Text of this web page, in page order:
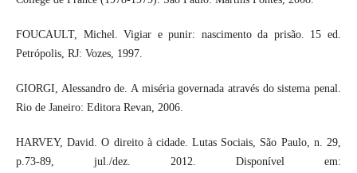
FOUCAULT, Michel. Vigiar e punir: nascimento da prisão. 15 ed.
Petrópolis, RJ: Vozes, 1997.
GIORGI, Alessandro de. A miséria governada através do sistema penal.
Rio de Janeiro: Editora Revan, 2006.
HARVEY, David. O direito à cidade. Lutas Sociais, São Paulo, n. 29,
p.73-89, jul./dez. 2012. Disponível em: